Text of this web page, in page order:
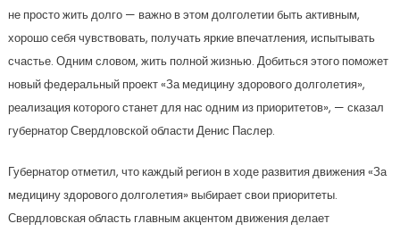
не просто жить долго — важно в этом долголетии быть активным,
хорошо себя чувствовать, получать яркие впечатления, испытывать
счастье. Одним словом, жить полной жизнью. Добиться этого поможет
новый федеральный проект «За медицину здорового долголетия»,
реализация которого станет для нас одним из приоритетов», — сказал
губернатор Свердловской области Денис Паслер.
Губернатор отметил, что каждый регион в ходе развития движения «За
медицину здорового долголетия» выбирает свои приоритеты.
Свердловская область главным акцентом движения делает